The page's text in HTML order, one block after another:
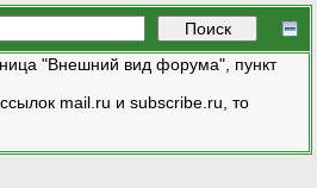
"Внешний вид форума", пункт
mail.ru и subscribe.ru, то